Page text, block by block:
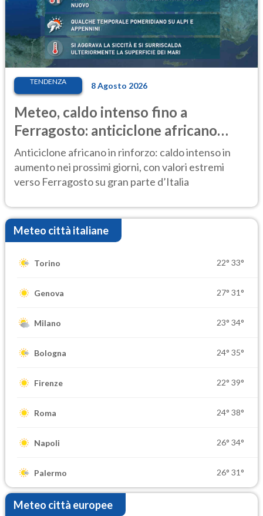
TENDENZA 8 Agosto 2026
Meteo, caldo intenso fino a
Ferragosto: anticiclone africano
ancora protagonista
Anticiclone africano in rinforzo: caldo intenso in
aumento nei prossimi giorni, con valori estremi
verso Ferragosto su gran parte d’Italia
Meteo città italiane
Torino 22° 33°
Genova 27° 31°
Milano 23° 34°
Bologna 24° 35°
Firenze 22° 39°
Roma 24° 38°
Napoli 26° 34°
Palermo 26° 31°
Meteo città europee